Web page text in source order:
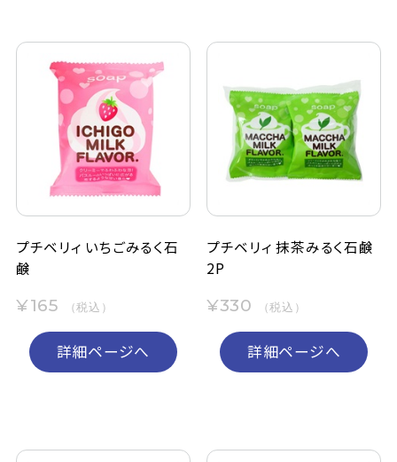
プチベリィ いちごみるく石
鹸
¥165 （税込）
詳細ページへ
プチベリィ 抹茶みるく石鹸
2P
¥330 （税込）
詳細ページへ